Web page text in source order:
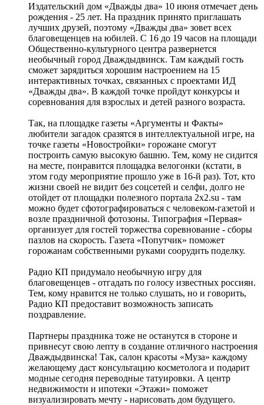
Издательский дом «Дважды два» 10 июня отмечает день
рождения - 25 лет. На праздник принято приглашать
лучших друзей, поэтому «Дважды два» зовет всех
благовещенцев на юбилей. С 16 до 19 часов на площади
Общественно-культурного центра развернется
необычный город Дваждыдвинск. Там каждый гость
сможет зарядиться хорошим настроением на 15
интерактивных точках, связанных с проектами ИД
«Дважды два». В каждой точке пройдут конкурсы и
соревнования для взрослых и детей разного возраста.
Так, на площадке газеты «Аргументы и Факты»
любители загадок сразятся в интеллектуальной игре, на
точке газеты «Новостройки» горожане смогут
построить самую высокую башню. Тем, кому не сидится
на месте, понравится площадка велогонки (кстати, в
этом году мероприятие прошло уже в 16-й раз). Тот, кто
жизни своей не видит без соцсетей и селфи, долго не
отойдет от площадки полезного портала 2x2.su - там
можно будет сфотографироваться с человеком-газетой и
возле праздничной фотозоны. Типография «Первая»
организует для гостей торжества соревнование - сборы
пазлов на скорость. Газета «Попутчик» поможет
горожанам собственными руками соорудить поделку.
Радио КП придумало необычную игру для
благовещенцев - отгадать по голосу известных россиян.
Тем, кому нравится не только слушать, но и говорить,
Радио КП предоставит возможность записать
поздравление.
Партнеры праздника тоже не останутся в стороне и
привнесут свою лепту в создание отличного настроения
Дваждыдвинска! Так, салон красоты «Муза» каждому
желающему даст консультацию косметолога и подарит
модные сегодня переводные татуировки. А центр
недвижимости и ипотеки «Этажи» поможет
визуализировать мечту - нарисовать дом будущего.